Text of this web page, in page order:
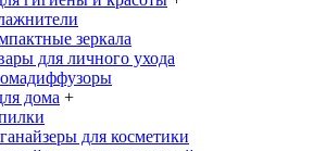
зеркала
для личного ухода
дома +
для косметики